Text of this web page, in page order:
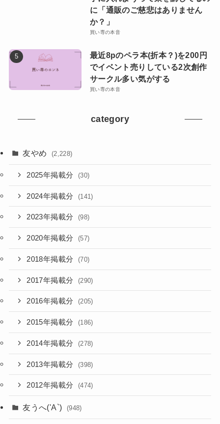
に「通販のご慈悲はありません
か？」
買い専の本音
最近8pのペラ本(折本？)を200円
でイベント売りしている2次創作
サークル多い気がする
買い専の本音
category
友やめ (2,228)
2025年掲載分 (30)
2024年掲載分 (141)
2023年掲載分 (98)
2020年掲載分 (57)
2018年掲載分 (70)
2017年掲載分 (290)
2016年掲載分 (205)
2015年掲載分 (186)
2014年掲載分 (278)
2013年掲載分 (398)
2012年掲載分 (474)
友うへ('A`) (948)